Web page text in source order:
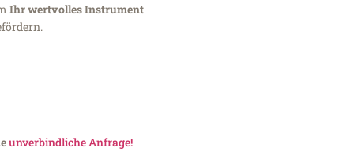
Ihr wertvolles Instrument
unverbindliche Anfrage!